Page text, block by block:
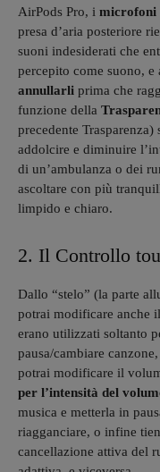
AirPods Pro, i microfoni
presa d’aria posteriore
suoni indesiderati che
percepito come suono, e
annullarli prima che
funzione della
precedente
addolcire e diminuire
di un’ambulanza o dei
ascoltare con più
limpido e chiaro.
2. Il Controllo
Dallo “stelo” (la parte
potrai modificare anche
erano utilizzati soltanto
pausa/cambiare
potrai modificare il
per l’intensità del
musica e metterla in
riagganciare, o infine
cancellazione attiva del